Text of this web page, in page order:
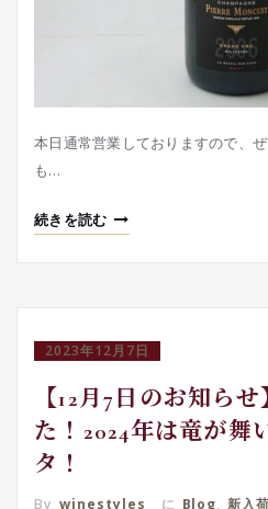
本日通常営業しておりますので、
も…
続きを読む
2023年12月7日
【12月7日のお知ら
た！2024年は竜が舞
タ！
By winestyles に Blog, 新入荷